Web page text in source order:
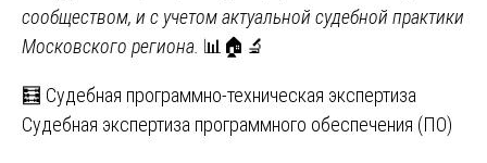
сообществом, и с учетом актуальной судебной практики
Московского региона. 📊🏠🔬
Навигация
по
🧮 Судебная программно-техническая экспертиза
Судебная экспертиза программного обеспечения (ПО)